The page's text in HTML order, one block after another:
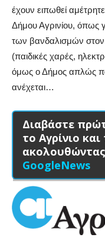
έχουν ειπωθεί
Δήμου Αγρινίου, όπως
των βανδαλισμών στον
(παιδικές χαρές,
όμως ο Δήμος απλώς
ανέχεται…
Διαβάστε
το Αγρίνιο
GoogleNews